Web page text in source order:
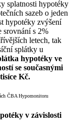
splatnosti hypotéky
sazeb o jeden
hypotéky zvýšení
srovnání s 2%
letech, tak
splátky u
hypotéky ve
se současnými
Kč.
ČBA Hypomonitoru
v závislosti